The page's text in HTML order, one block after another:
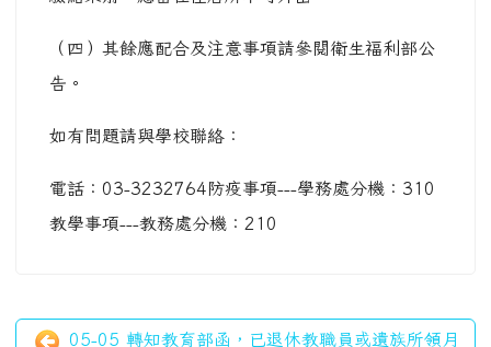
（四）其餘應配合及注意事項請參閱衛生福利部公
告。
如有問題請與學校聯絡：
電話：03-3232764防疫事項---學務處分機：310
教學事項---教務處分機：210
05-05 轉知教育部函，已退休教職員或遺族所領月